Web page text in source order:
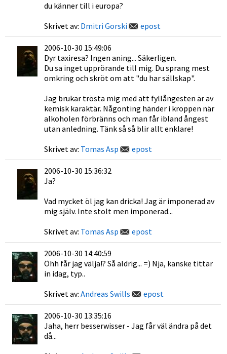
du känner till i europa?
Skrivet av: Dmitri Gorski epost
2006-10-30 15:49:06
Dyr taxiresa? Ingen aning... Säkerligen.
Du sa inget upprörande till mig. Du sprang mest
omkring och skröt om att "du har sällskap".
Jag brukar trösta mig med att fyllångesten är av
kemisk karaktär. Någonting händer i kroppen när
alkoholen förbränns och man får ibland ångest
utan anledning. Tänk så så blir allt enklare!
Skrivet av: Tomas Asp epost
2006-10-30 15:36:32
Ja?
Vad mycket öl jag kan dricka! Jag är imponerad av
mig själv. Inte stolt men imponerad...
Skrivet av: Tomas Asp epost
2006-10-30 14:40:59
Öhh får jag välja!? Så aldrig... =) Nja, kanske tittar
in idag, typ..
Skrivet av: Andreas Swills epost
2006-10-30 13:35:16
Jaha, herr besserwisser - Jag får väl ändra på det
då...